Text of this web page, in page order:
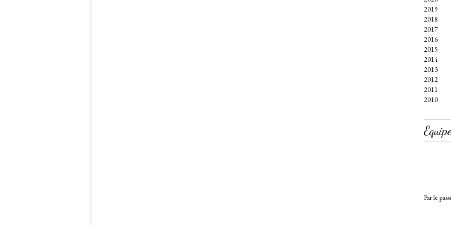
2019
2018
2017
2016
2015
2014
2013
2012
2011
2010
Par le